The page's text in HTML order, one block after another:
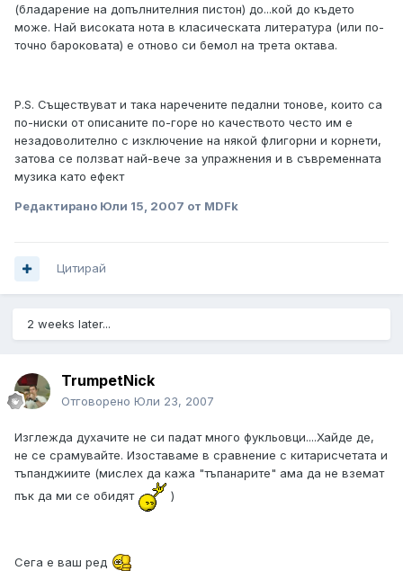
(бладарение на допълнителния пистон) до...кой до където
може. Най високата нота в класическата литература (или по-
точно бароковата) е отново си бемол на трета октава.
P.S. Съществуват и така наречените педални тонове, които са
по-ниски от описаните по-горе но качеството често им е
незадоволително с изключение на някой флигорни и корнети,
затова се ползват най-вече за упражнения и в съвременната
музика като ефект
Редактирано Юли 15, 2007 от MDFk
Цитирай
2 weeks later...
TrumpetNick
Отговорено Юли 23, 2007
Изглежда духачите не си падат много фукльовци....Хайде де,
не се срамувайте. Изоставаме в сравнение с китарисчетата и
тъпанджиите (мислех да кажа "тъпанарите" ама да не вземат
пък да ми се обидят
)
Сега е ваш ред